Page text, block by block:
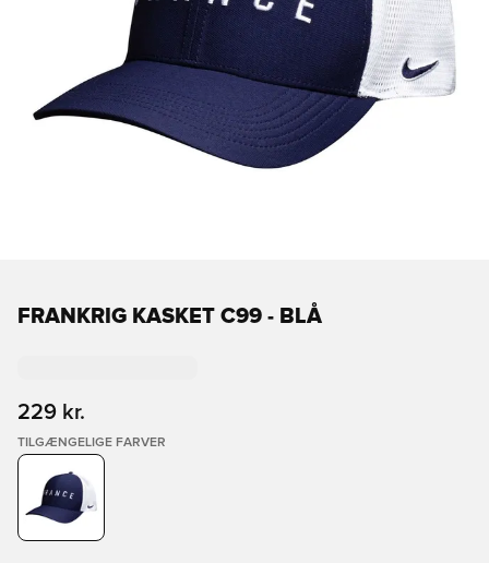
FRANKRIG KASKET C99 - BLÅ
229 kr.
TILGÆNGELIGE FARVER